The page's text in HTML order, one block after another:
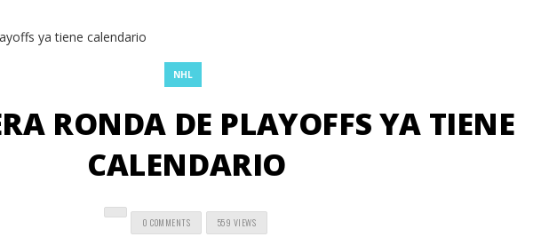
NHL
RONDA DE PLAYOFFS YA TIENE
CALENDARIO
0 COMMENTS 559 VIEWS